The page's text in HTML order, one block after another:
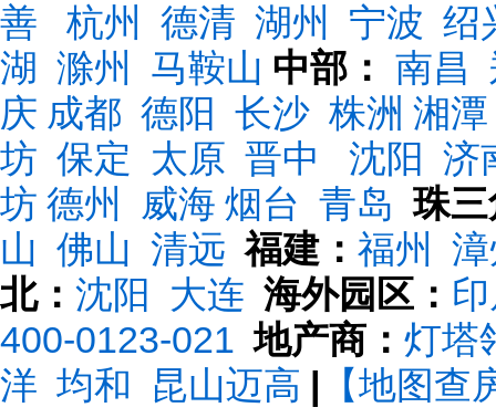
善
杭州 德清 湖州 宁波 绍
湖 滁州 马鞍山 中部： 南昌
庆 成都 德阳 长沙 株洲 湘潭
坊 保定 太原 晋中 沈阳
济
坊 德州 威海 烟台 青岛 珠
山 佛山 清远 福建： 福州
北： 沈阳 大连 海外园区：
400-0123-021 地产商： 灯塔
洋 均和 昆山迈高 | 【地图查